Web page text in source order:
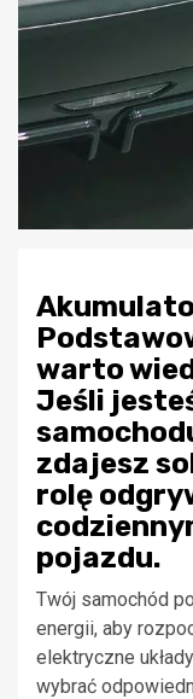
warto
Jeśli
zdajesz
rolę
pojazdu.
Twój samochód
energii, aby
elektryczne
wybrać